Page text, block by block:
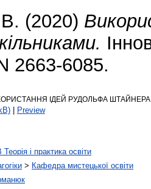
(2020)
2663-6085.
ІДЕЙ РУДОЛЬФА
| Preview
Теорія і практика освіти
> Кафедра мистецької освіти